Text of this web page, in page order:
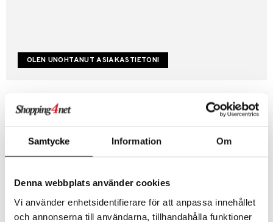
Samtycke Information Om
Denna webbplats använder cookies
Vi använder enhetsidentifierare för att anpassa innehållet
och annonserna till användarna, tillhandahålla funktioner
Luo uusi asiakas
Tilauksen tila & historiikki
Kestotilaus
Arvostele tuotteita
Toivelistat